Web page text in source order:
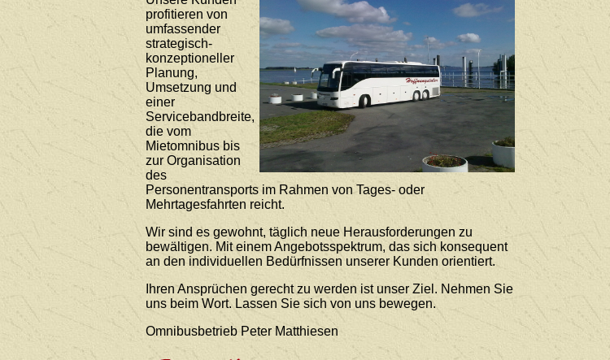
profitieren von
umfassender
strategisch-
konzeptioneller
Planung,
Umsetzung und
einer
Servicebandbreite,
die vom
Mietomnibus bis
zur Organisation
des
Personentransports im Rahmen von Tages- oder
Mehrtagesfahrten reicht.
Wir sind es gewohnt, täglich neue Herausforderungen zu
bewältigen. Mit einem Angebotsspektrum, das sich konsequent
an den individuellen Bedürfnissen unserer Kunden orientiert.
Ihren Ansprüchen gerecht zu werden ist unser Ziel. Nehmen Sie
uns beim Wort. Lassen Sie sich von uns bewegen.
Omnibusbetrieb Peter Matthiesen